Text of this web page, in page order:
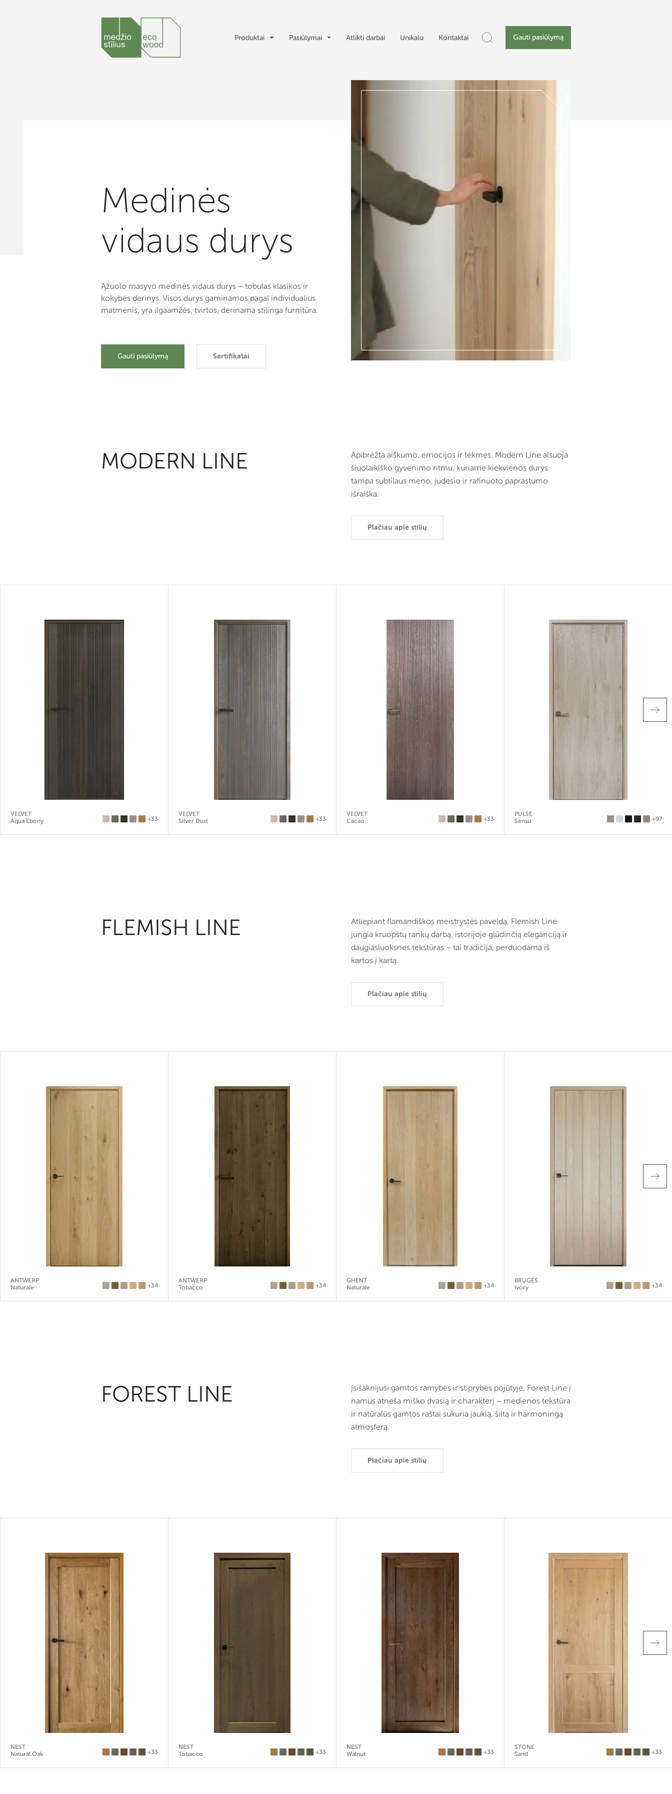
Produktai Pasiūlymai Atlikti darbai Unikalu Kontaktai Gauti pasiūlymą
Medinės
vidaus durys
Ąžuolo masyvo medinės vidaus durys – tobulas klasikos ir
kokybės derinys. Visos durys gaminamos pagal individualius
matmenis, yra ilgaamžės, tvirtos, derinama stilinga furnitūra.
Gauti pasiūlymą Sertifikatai
MODERN LINE
Apibrėžta aiškumo, emocijos ir tėkmės, Modern Line alsuoja
šiuolaikiško gyvenimo ritmu, kuriame kiekvienos durys
tampa subtilaus meno, judesio ir rafinuoto paprastumo
išraiška.
Plačiau apie stilių
VELVET
Aqua Ebony
+33
VELVET
Silver Dust
+33
VELVET
Cacao
+33
PULSE
Sensu
+97
FLEMISH LINE
Atliepiant flamandiškos meistrystės paveldą, Flemish Line
jungia kruopštų rankų darbą, istorijoje glūdinčią eleganciją ir
daugiasluoksnes tekstūras – tai tradicija, perduodama iš
kartos į kartą.
Plačiau apie stilių
ANTWERP
Naturale
+34
ANTWERP
Tobacco
+34
GHENT
Naturale
+34
BRUGES
Ivory
+34
FOREST LINE
Įsišaknijusi gamtos ramybės ir stiprybės pojūtyje, Forest Line į
namus atneša miško dvasią ir charakterį – medienos tekstūra
ir natūralūs gamtos raštai sukuria jaukią, šiltą ir harmoningą
atmosferą.
Plačiau apie stilių
NEST
Natural Oak
+33
NEST
Tobacco
+33
NEST
Walnut
+33
STONE
Sand
+33